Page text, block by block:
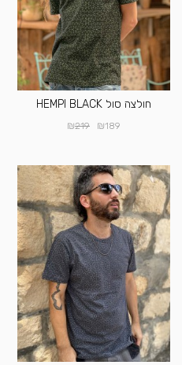
חולצה סול HEMPI BLACK
₪189
₪219